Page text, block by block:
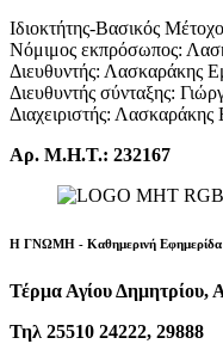
Ιδιοκτήτης-Βασικός
Νόμιμος εκπρόσωπος:
Διευθυντής: Λασκαράκης
Διευθυντής σύνταξης:
Διαχειριστής:
Αρ. Μ.Η.Τ.: 232167
Η ΓΝΩΜΗ - Καθημερινή Εφημερίδα
Τέρμα Αγίου Δημητρίου,
Τηλ 25510 24222, 29888